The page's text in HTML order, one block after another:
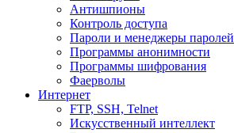
Антишпионы
Контроль доступа
Пароли и менеджеры паролей
Программы анонимности
Программы шифрования
Фаерволы
Интернет
FTP, SSH, Telnet
Искусственный интеллект